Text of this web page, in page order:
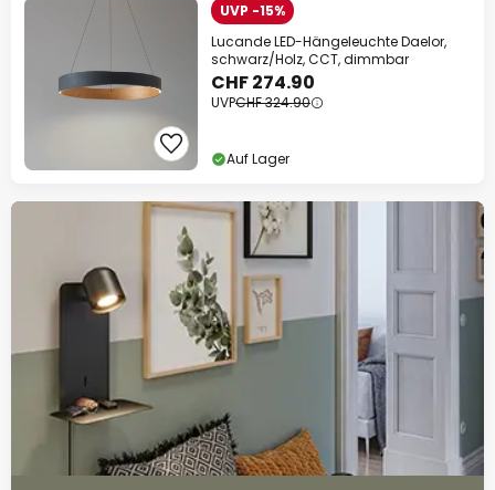
UVP -15%
Lucande LED-Hängeleuchte Daelor,
schwarz/Holz, CCT, dimmbar
CHF 274.90
UVPCHF 324.90
Auf Lager